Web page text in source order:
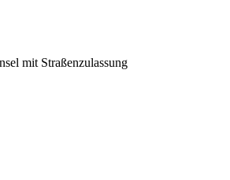
mit Straßenzulassung